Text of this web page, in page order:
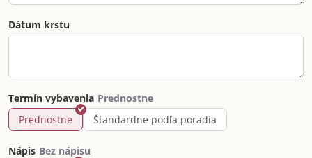
Dátum krstu
Termín vybavenia
Prednostne
Štandardne podľa poradia
Nápis